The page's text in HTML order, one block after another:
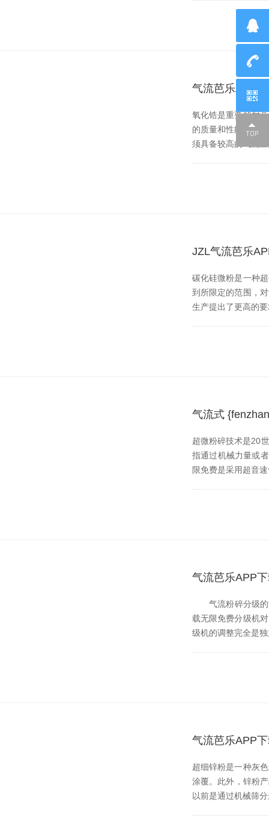
气流芭乐APP
氧化锆是重要的耐高
的质量和性能，对
须具备较高的气流压
JZL气流芭乐
碳化硅微粉是一种超
到所限定的范围
生产提出了更高的要
气流式
超微粉碎技术是20世
指通过机械力量或者
限免费是采用超音速
气流芭乐APP下
气流粉碎分级的动
载无限免费分级机对产
级机的调整完全是独
气流芭乐APP
超细锌粉是一种灰色
涂覆。此外，锌粉产
以前是通过机械筛分